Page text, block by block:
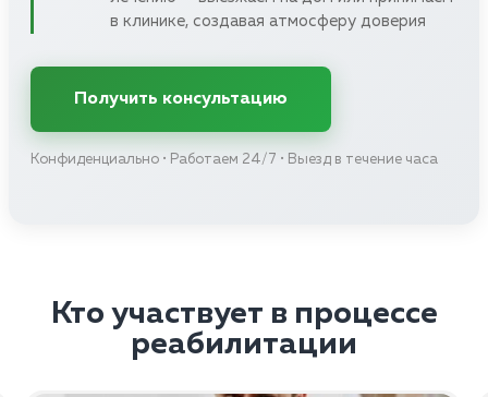
в клинике, создавая атмосферу доверия
Получить консультацию
Конфиденциально • Работаем 24/7 • Выезд в течение часа
Кто участвует в процессе
реабилитации